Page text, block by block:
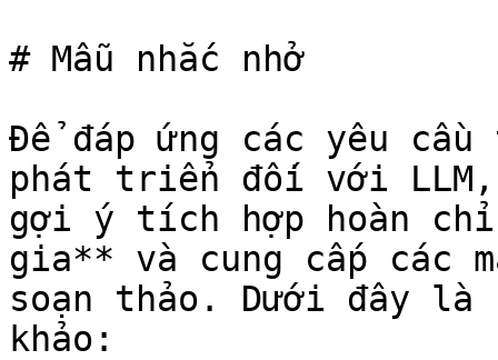
# Mẫu nhắc nhở
Để đáp ứng các yêu
phát triển đối với LLM,
gợi ý tích hợp hoàn
gia** và cung cấp các
soạn thảo. Dưới đây là
khảo: